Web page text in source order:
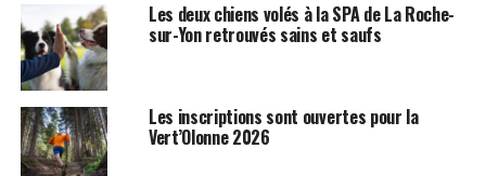
Les deux chiens volés à la SPA de La Roche-
sur-Yon retrouvés sains et saufs
Les inscriptions sont ouvertes pour la
Vert’Olonne 2026